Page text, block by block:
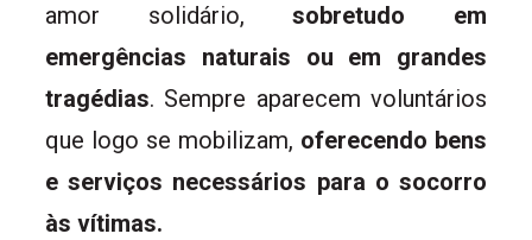
amor solidário,sobretudo em
emergências naturais ou em grandes
tragédias. Sempre aparecem voluntários
que logo se mobilizam, oferecendo bens
e serviços necessários para o socorro
às vítimas.